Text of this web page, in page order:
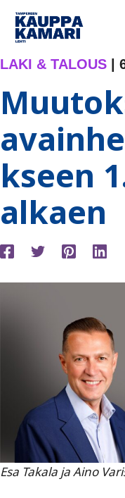
Siirry
sisältöön
LAKI & TALOUS
kseen
alkaen
Esa Takala ja Aino